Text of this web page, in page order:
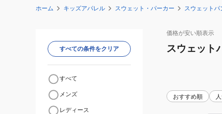
ホーム キッズアパレル スウェット・パーカー スウェットパ
価格が安い順表示
スウェット
おすすめ順
すべての条件をクリア
すべて
メンズ
レディース